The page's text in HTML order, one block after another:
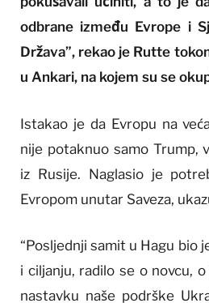
odbrane između Evrope i
Država”, rekao je Rutte
u Ankari, na kojem su se
Istakao je da Evropu na
nije potaknuo samo Trump,
iz Rusije. Naglasio je
Evropom unutar Saveza,
“Posljednji samit u Hagu bio
i ciljanju, radilo se o novcu,
nastavku naše podrške